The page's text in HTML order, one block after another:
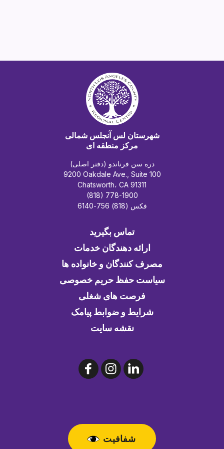
شهرستان لس آنجلس شمالی
مرکز منطقه ای
دره سن فرناندو (دفتر اصلی)
9200 Oakdale Ave., Suite 100
Chatsworth، CA 91311
(818) 778-1900
فکس (818) 756-6140
تماس بگیرید
ارائه دهندگان خدمات
مصرف کنندگان و خانواده ها
سیاست حفظ حریم خصوصی
فرصت های شغلی
شرایط و ضوابط پیامک
نقشه سایت
شفافیت